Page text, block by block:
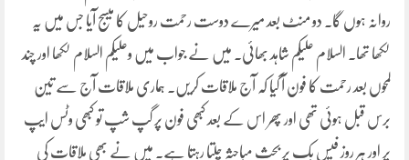
روانہ ہوں گا۔ دو منٹ بعد میرے دوست رحمت روحیل کا میسج آیا جس میں یہ
لکھا تھا۔ السلام علیکم شاہد بھائی۔ میں نے جواب میں وعلیکم السلام لکھا اور چند
لمحوں بعد رحمت کا فون آ گیا کہ آج ملاقات کریں۔ ہماری ملاقات آج سے تین
برس قبل ہوئی تھی اور پھر اس کے بعد کبھی فون پر گپ شپ تو کبھی وٹس ایپ
پر اور ہر روز فیس بک پر بحث مباحثہ چلتا رہتا ہے۔ میں نے بھی ملاقات کی